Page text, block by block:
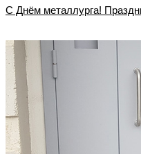
С Днём металлурга!